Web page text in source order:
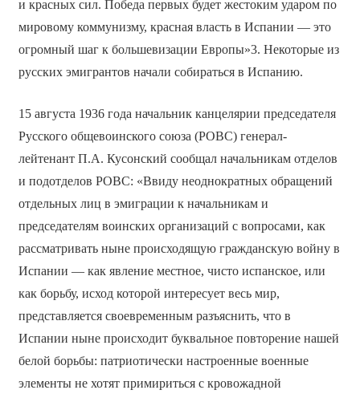
и красных сил. Победа первых будет жестоким ударом по
мировому коммунизму, красная власть в Испании — это
огромный шаг к большевизации Европы»3. Некоторые из
русских эмигрантов начали собираться в Испанию.
15 августа 1936 года начальник канцелярии председателя
Русского общевоинского союза (РОВС) генерал-
лейтенант П.А. Кусонский сообщал начальникам отделов
и подотделов РОВС: «Ввиду неоднократных обращений
отдельных лиц в эмиграции к начальникам и
председателям воинских организаций с вопросами, как
рассматривать ныне происходящую гражданскую войну в
Испании — как явление местное, чисто испанское, или
как борьбу, исход которой интересует весь мир,
представляется своевременным разъяснить, что в
Испании ныне происходит буквальное повторение нашей
белой борьбы: патриотически настроенные военные
элементы не хотят примириться с кровожадной